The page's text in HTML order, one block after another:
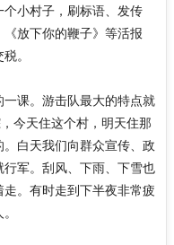
小村子，刷标语、发传
放下你的鞭子》等活报
。
课。游击队最大的特点就
今天住这个村，明天住那
白天我们向群众宣传、政
军。刮风、下雨、下雪也
。有时走到下半夜非常疲